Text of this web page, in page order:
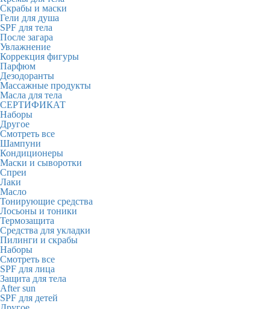
Скрабы и маски
Гели для душа
SPF для тела
После загара
Увлажнение
Коррекция фигуры
Парфюм
Дезодоранты
Массажные продукты
Масла для тела
СЕРТИФИКАТ
Наборы
Другое
Смотреть все
Шампуни
Кондиционеры
Маски и сыворотки
Спреи
Лаки
Масло
Тонирующие средства
Лосьоны и тоники
Термозащита
Средства для укладки
Пилинги и скрабы
Наборы
Смотреть все
SPF для лица
Защита для тела
After sun
SPF для детей